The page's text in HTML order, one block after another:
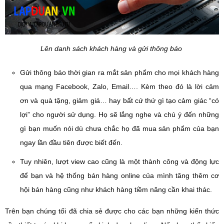
Lên danh sách khách hàng và gửi thông báo
Gửi thông báo thời gian ra mắt sản phẩm cho mọi khách hàng
qua mạng Facebook, Zalo, Email…. Kèm theo đó là lời cảm
ơn và quà tặng, giảm giá… hay bất cứ thứ gì tạo cảm giác “có
lợi” cho người sử dụng. Họ sẽ lắng nghe và chú ý đến những
gì bạn muốn nói dù chưa chắc họ đã mua sản phẩm của bạn
ngay lần đầu tiên được biết đến.
Tuy nhiên, lượt view cao cũng là một thành công và động lực
để bạn và hệ thống bán hàng online của mình tăng thêm cơ
hội bán hàng cũng như khách hàng tiềm năng cần khai thác.
Trên bạn chúng tối đã chia sẻ được cho các bạn những kiến thức